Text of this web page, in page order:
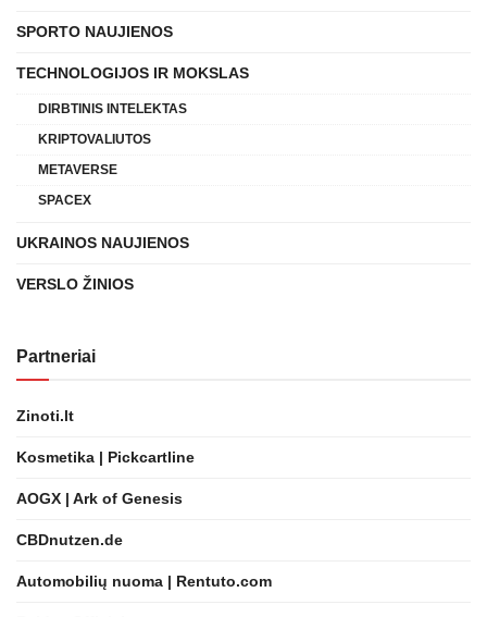
SPORTO NAUJIENOS
TECHNOLOGIJOS IR MOKSLAS
DIRBTINIS INTELEKTAS
KRIPTOVALIUTOS
METAVERSE
SPACEX
UKRAINOS NAUJIENOS
VERSLO ŽINIOS
Partneriai
Zinoti.lt
Kosmetika | Pickcartline
AOGX | Ark of Genesis
CBDnutzen.de
Automobilių nuoma | Rentuto.com